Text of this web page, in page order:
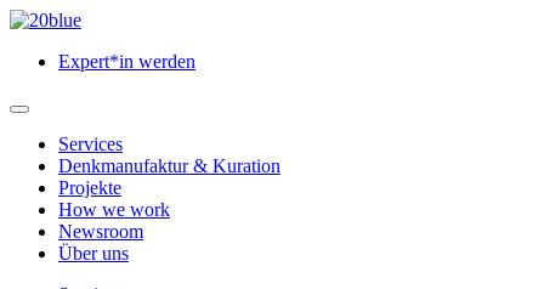
Zum
springenExpert*in werden
Hauptmenü
öffnenServices
Denkmanufaktur & Kuration
Projekte
How we work
Newsroom
Über uns